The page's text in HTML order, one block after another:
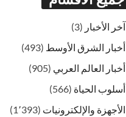
آخر الأخبار (3)
أخبار الشرق الأوسط (493)
أخبار العالم العربي (905)
أسلوب الحياة (566)
الأجهزة والإلكترونيات (1٬393)